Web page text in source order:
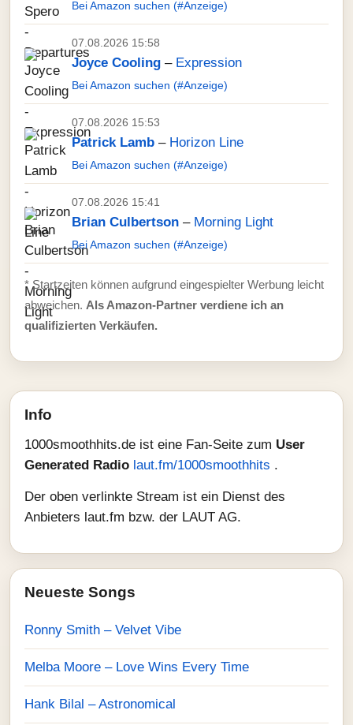
Bei Amazon suchen (#Anzeige)
07.08.2026 15:58
Joyce Cooling – Expression
Bei Amazon suchen (#Anzeige)
07.08.2026 15:53
Patrick Lamb – Horizon Line
Bei Amazon suchen (#Anzeige)
07.08.2026 15:41
Brian Culbertson – Morning Light
Bei Amazon suchen (#Anzeige)
* Startzeiten können aufgrund eingespielter Werbung leicht
abweichen. Als Amazon-Partner verdiene ich an
qualifizierten Verkäufen.
Info
1000smoothhits.de ist eine Fan-Seite zum User
Generated Radio laut.fm/1000smoothhits .
Der oben verlinkte Stream ist ein Dienst des
Anbieters laut.fm bzw. der LAUT AG.
Neueste Songs
Ronny Smith – Velvet Vibe
Melba Moore – Love Wins Every Time
Hank Bilal – Astronomical